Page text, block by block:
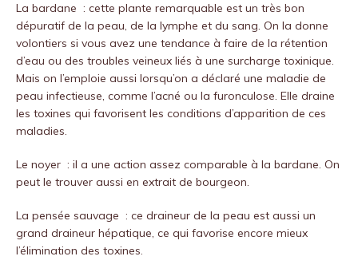
La bardane : cette plante remarquable est un très bon
dépuratif de la peau, de la lymphe et du sang. On la donne
volontiers si vous avez une tendance à faire de la rétention
d’eau ou des troubles veineux liés à une surcharge toxinique.
Mais on l’emploie aussi lorsqu’on a déclaré une maladie de
peau infectieuse, comme l’acné ou la furonculose. Elle draine
les toxines qui favorisent les conditions d’apparition de ces
maladies.
Le noyer : il a une action assez comparable à la bardane. On
peut le trouver aussi en extrait de bourgeon.
La pensée sauvage : ce draineur de la peau est aussi un
grand draineur hépatique, ce qui favorise encore mieux
l’élimination des toxines.